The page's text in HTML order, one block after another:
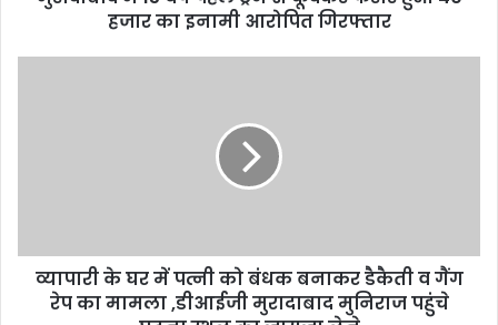
हजार का इनामी आरोपित गिरफ्तार
व्यापारी के घर में पत्नी को बंधक बनाकर डैकैती व गैंग
रेप का मामला ,डीआईजी मुरादाबाद मुनिराज पहुंचे